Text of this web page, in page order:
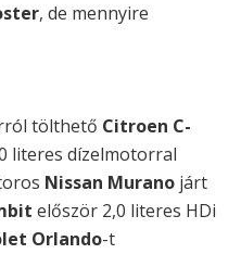
, de mennyire
tölthető Citroen C-
literes dízelmotorral
Nissan Murano járt
először 2,0 literes HDi
Orlando-t